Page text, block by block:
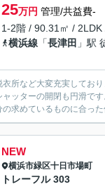
25万円 管理/共益費-
1-2階 / 90.31㎡ /
横浜線 「長津田 」駅
所など大変充実してお
ッターの開閉も円滑で
求めているものに合っ
NEW
横浜市緑区十日市場町
トレーフル 303